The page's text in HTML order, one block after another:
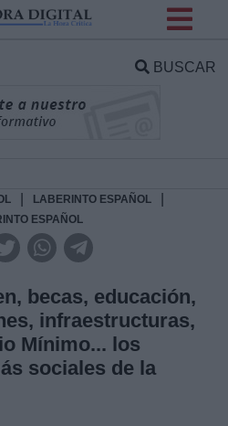
BUSCAR
LABERINTO ESPAÑOL
ESPAÑOL
becas, educación,
infraestructuras,
Mínimo... los
sociales de la